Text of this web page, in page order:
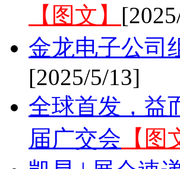
【图文】
金龙电子公司
[2025/5/13]
全球首发，益
届广交会 【图